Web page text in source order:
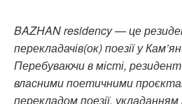
BAZHAN residency — це
перекладачів(ок) поезії у
Перебуваючи в місті,
власними поетичними
перекладом поезії, укладанням